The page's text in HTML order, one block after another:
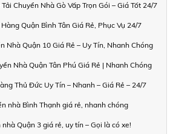
Chuyển Nhà Gò Vấp Trọn Gói – Giá Tốt 24/7
Quận Bình Tân Giá Rẻ, Phục Vụ 24/7
Nhà Quận 10 Giá Rẻ – Uy Tín, Nhanh Chóng
Nhà Quận Tân Phú Giá Rẻ | Nhanh Chóng
Thủ Đức Uy Tín – Nhanh – Giá Rẻ – 24/7
nhà Bình Thạnh giá rẻ, nhanh chóng
Quận 3 giá rẻ, uy tín – Gọi là có xe!